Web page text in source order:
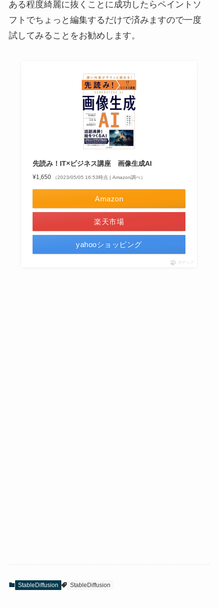
ある程度綺麗に抜くことに成功したらペイントソ
フトでちょっと編集するだけで済みますので一度
試してみることをお勧めします。
先読み！IT×ビジネス講座 画像生成AI
¥1,650 （2023/05/05 16:53時点 | Amazon調べ）
Amazon
楽天市場
yahooショッピング
ポチップ
StableDiffusion StableDiffusion